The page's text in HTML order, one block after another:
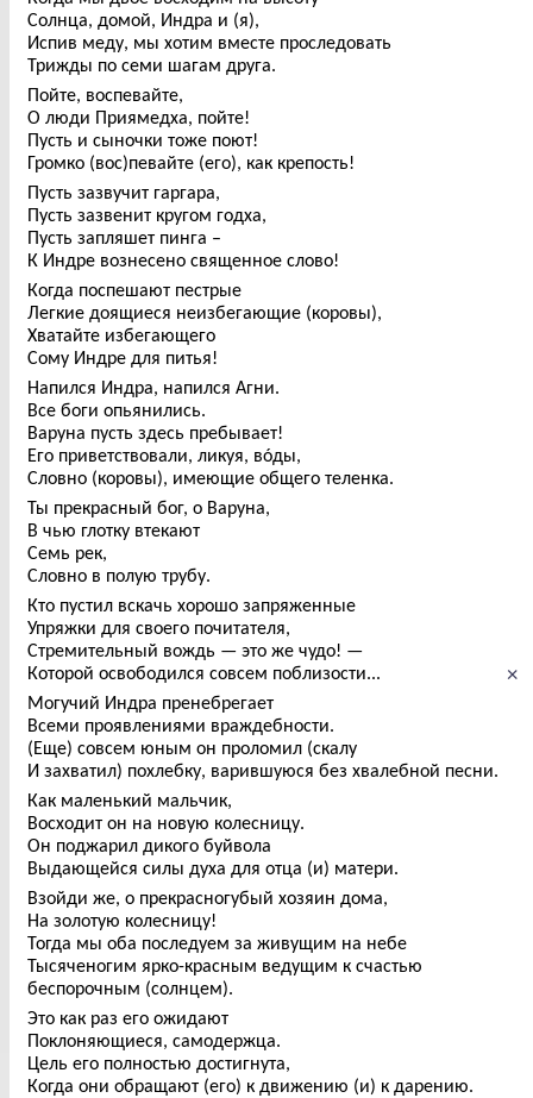
×
Солнца, домой, Индра и (я),
Испив меду, мы хотим вместе проследовать
Трижды по семи шагам друга.
Пойте, воспевайте,
О люди Приямедха, пойте!
Пусть и сыночки тоже поют!
Громко (вос)певайте (его), как крепость!
Пусть зазвучит гаргара,
Пусть зазвенит кругом годха,
Пусть запляшет пинга –
К Индре вознесено священное слово!
Когда поспешают пестрые
Легкие доящиеся неизбегающие (коровы),
Хватайте избегающего
Сому Индре для питья!
Напился Индра, напился Агни.
Все боги опьянились.
Варуна пусть здесь пребывает!
Его приветствовали, ликуя, вóды,
Словно (коровы), имеющие общего теленка.
Ты прекрасный бог, о Варуна,
В чью глотку втекают
Семь рек,
Словно в полую трубу.
Кто пустил вскачь хорошо запряженные
Упряжки для своего почитателя,
Стремительный вождь — это же чудо! —
Которой освободился совсем поблизости...
Могучий Индра пренебрегает
Всеми проявлениями враждебности.
(Еще) совсем юным он проломил (скалу
И захватил) похлебку, варившуюся без хвалебной песни.
Как маленький мальчик,
Восходит он на новую колесницу.
Он поджарил дикого буйвола
Выдающейся силы духа для отца (и) матери.
Взойди же, о прекрасногубый хозяин дома,
На золотую колесницу!
Тогда мы оба последуем за живущим на небе
Тысяченогим ярко-красным ведущим к счастью
беспорочным (солнцем).
Это как раз его ожидают
Поклоняющиеся, самодержца.
Цель его полностью достигнута,
Когда они обращают (его) к движению (и) к дарению.